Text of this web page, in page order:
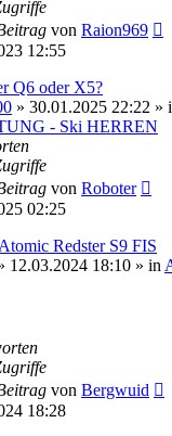
von Raion969
12:55
Q6 oder X5?
» 30.01.2025 22:22 »
- Ski HERREN
von Roboter
02:25
Redster S9 FIS
12.03.2024 18:10 » in
von Bergwuid
18:28